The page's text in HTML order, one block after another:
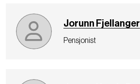
Jorunn Fjellanger
Pensjonist